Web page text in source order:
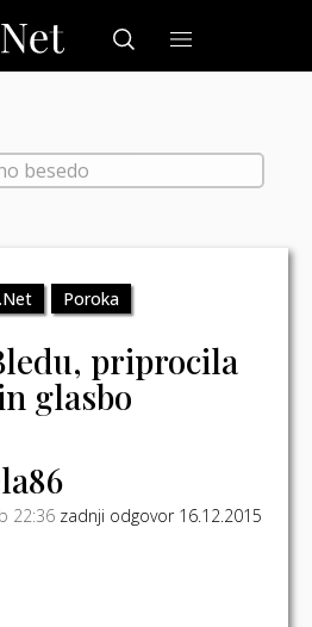
Poroka
priprocila
glasbo
22:36 zadnji odgovor 16.12.2015